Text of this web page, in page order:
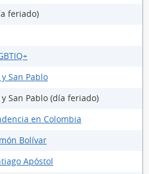
feriado)
San Pablo
San Pablo (día feriado)
en Colombia
Bolívar
Apóstol